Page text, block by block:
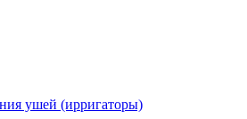
ушей (ирригаторы)